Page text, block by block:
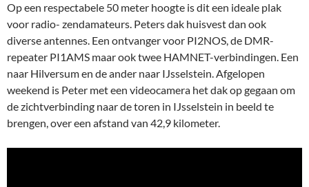
Op een respectabele 50 meter hoogte is dit een ideale plak
voor radio- zendamateurs. Peters dak huisvest dan ook
diverse antennes. Een ontvanger voor PI2NOS, de DMR-
repeater PI1AMS maar ook twee HAMNET-verbindingen. Een
naar Hilversum en de ander naar IJsselstein. Afgelopen
weekend is Peter met een videocamera het dak op gegaan om
de zichtverbinding naar de toren in IJsselstein in beeld te
brengen, over een afstand van 42,9 kilometer.